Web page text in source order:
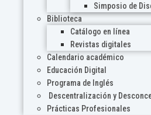
Simposio de
Biblioteca
Catálogo en línea
Revistas digitales
Calendario académico
Educación Digital
Programa de Inglés
Descentralización y
Prácticas Profesionales